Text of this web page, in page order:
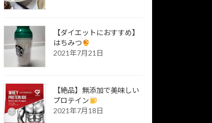
【ダイエットにおすすめ】
はちみつ
2021年7月21日
【絶品】無添加で美味しい
プロテイン
2021年7月18日